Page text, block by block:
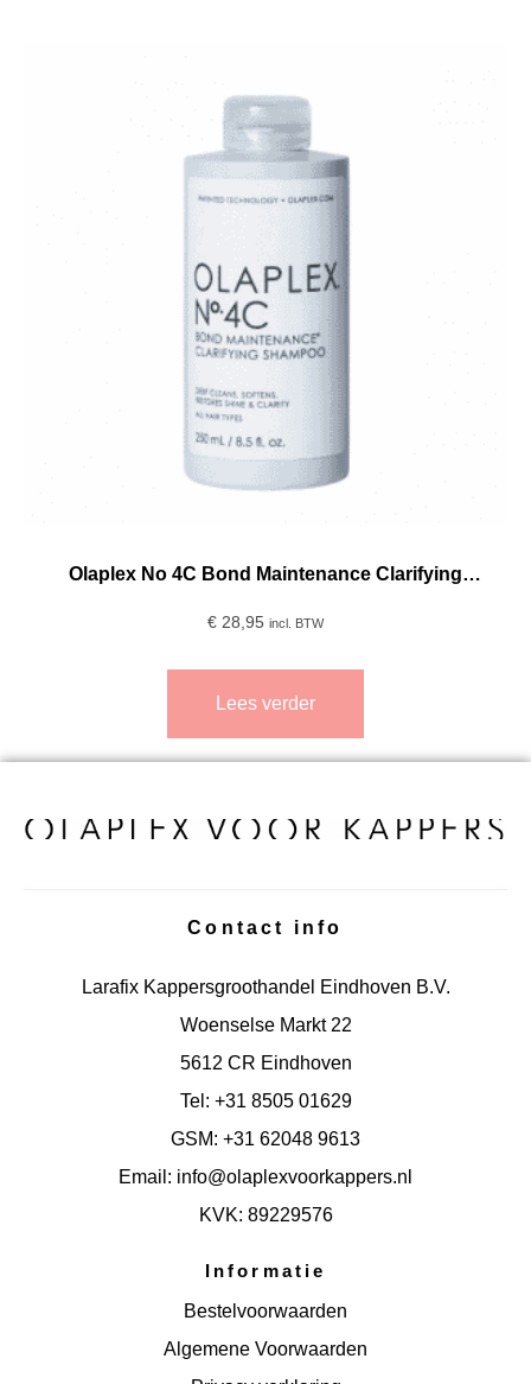
Olaplex No 4C Bond Maintenance Clarifying
Shampoo 250ml
€ 28,95 incl. BTW
Lees verder
Contact info
Larafix Kappersgroothandel Eindhoven B.V.
Woenselse Markt 22
5612 CR Eindhoven
Tel: +31 8505 01629
GSM: +31 62048 9613
Email: info@olaplexvoorkappers.nl
KVK: 89229576
Informatie
Bestelvoorwaarden
Algemene Voorwaarden